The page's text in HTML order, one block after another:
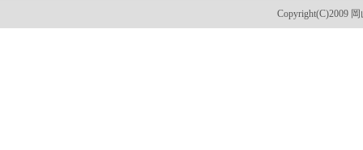
Copyright(C)2009